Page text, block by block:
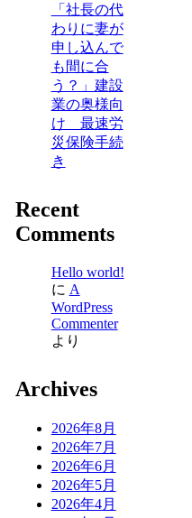
「社長の代
わりに妻が
申し込んで
も間に合
う？」建設
業の奥様向
け 最速労
災保険手続
き
Recent
Comments
Hello world!
に A
WordPress
Commenter
より
Archives
2026年8月
2026年7月
2026年6月
2026年5月
2026年4月